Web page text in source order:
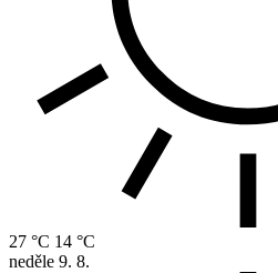
27 °C 14 °C
neděle 9. 8.